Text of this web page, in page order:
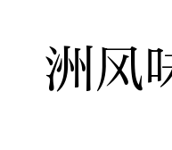
洲风